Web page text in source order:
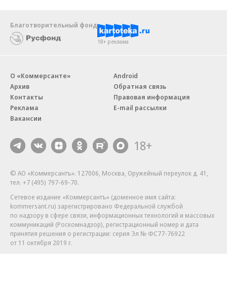
Благотворительный фонд
18+ реклама
О «Коммерсанте»
Архив
Контакты
Реклама
Вакансии
Android
Обратная связь
Правовая информация
E-mail рассылки
18+
© АО «Коммерсантъ». 127006, Москва, Оружейный переулок д. 41,
тел. +7 (495) 797-69-70.
Сетевое издание «Коммерсантъ» (доменное имя сайта:
kommersant.ru) зарегистрировано Федеральной службой
по надзору в сфере связи, информационных технологий и массовых
коммуникаций (Роскомнадзор), регистрационный номер и дата
принятия решения о регистрации: серия Эл № ФС77-76922
от 11 октября 2019 г.